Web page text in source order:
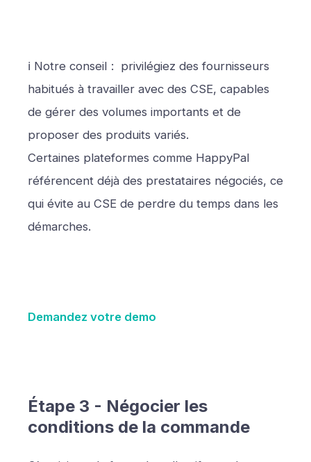
ℹ️ Notre conseiI : privilégiez des fournisseurs
habitués à travailler avec des CSE, capables
de gérer des volumes importants et de
proposer des produits variés.
Certaines plateformes comme HappyPal
référencent déjà des prestataires négociés, ce
qui évite au CSE de perdre du temps dans les
démarches.
Demandez votre demo
Étape 3 - Négocier les
conditions de la commande